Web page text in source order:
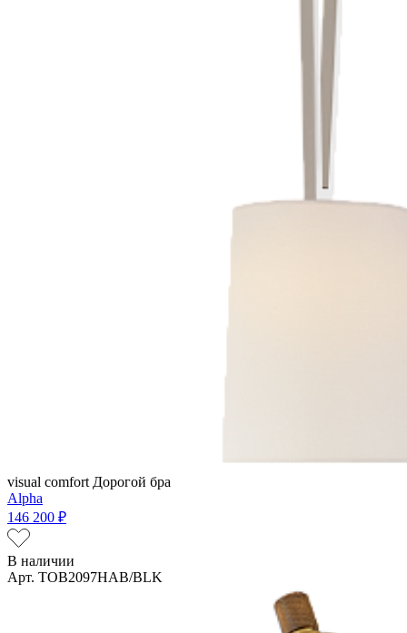
visual comfort Дорогой бра
Alpha
146 200 ₽
В наличии
Арт. TOB2097HAB/BLK